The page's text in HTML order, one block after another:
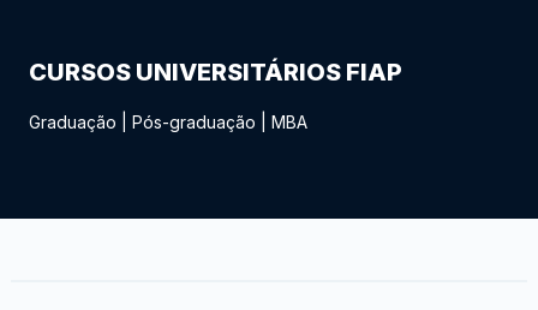
CURSOS UNIVERSITÁRIOS FIAP
Graduação Pós-graduação MBA